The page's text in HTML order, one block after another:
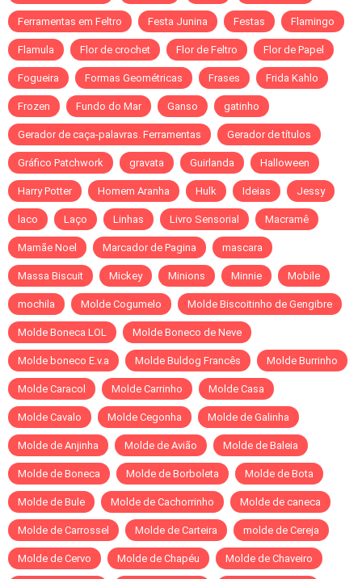
Ferramentas em Feltro Festa Junina Festas Flamingo
Flamula Flor de crochet Flor de Feltro Flor de Papel
Fogueira Formas Geométricas Frases Frida Kahlo
Frozen Fundo do Mar Ganso gatinho
Gerador de caça-palavras. Ferramentas Gerador de títulos
Gráfico Patchwork gravata Guirlanda Halloween
Harry Potter Homem Aranha Hulk Ideias Jessy
laco Laço Linhas Livro Sensorial Macramê
Mamãe Noel Marcador de Pagina mascara
Massa Biscuit Mickey Minions Minnie Mobile
mochila Molde Cogumelo Molde Biscoitinho de Gengibre
Molde Boneca LOL Molde Boneco de Neve
Molde boneco E.v.a Molde Buldog Francês Molde Burrinho
Molde Caracol Molde Carrinho Molde Casa
Molde Cavalo Molde Cegonha Molde de Galinha
Molde de Anjinha Molde de Avião Molde de Baleia
Molde de Boneca Molde de Borboleta Molde de Bota
Molde de Bule Molde de Cachorrinho Molde de caneca
Molde de Carrossel Molde de Carteira molde de Cereja
Molde de Cervo Molde de Chapéu Molde de Chaveiro